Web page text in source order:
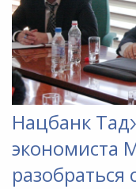
Нацбанк
экономиста
разобраться